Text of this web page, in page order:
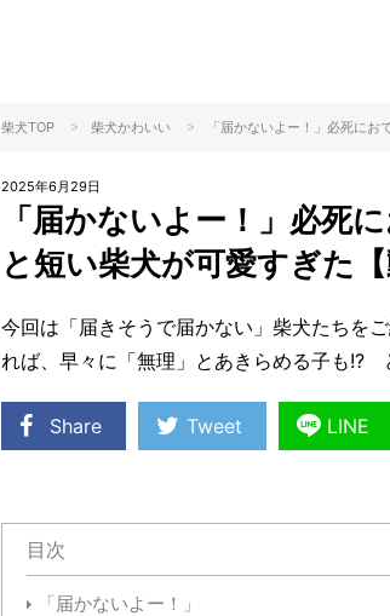
柴犬TOP > 柴犬かわいい > 「届かないよー！」必死にお
2025年6月29日
「届かないよー！」必死
と短い柴犬が可愛すぎた【
今回は「届きそうで届かない」柴犬たちを
れば、早々に「無理」とあきらめる子も!?
Share Tweet LINE
目次
「届かないよー！」